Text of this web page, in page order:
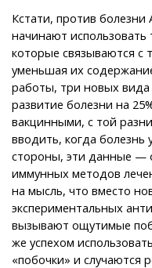
Кстати, против болезни
начинают использовать
которые связываются с
уменьшая их
работы, три новых
развитие болезни на
вакцинными, с той
вводить, когда болезнь
стороны, эти данные —
иммунных методов
на мысль, что вместо
экспериментальных
вызывают ощутимые
же успехом
«побочки» и случаются